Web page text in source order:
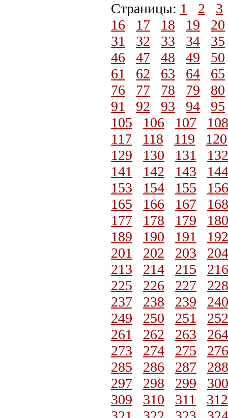
Страницы: 1 2
3
16
17 18 19
20
31
32 33 34
35
46
47 48 49 50
61
62 63 64
65
76
77 78 79
80
91
92 93 94
95
105
106 107
108
117
118 119
120
129
130 131
132
141
142 143
144
153
154 155
156
165
166 167
168
177
178 179
180
189
190 191
192
201
202 203
204
213
214 215
216
225
226 227
228
237
238 239
240
249
250 251
252
261
262 263
264
273
274 275
276
285
286 287
288
297
298 299
300
309
310 311
312